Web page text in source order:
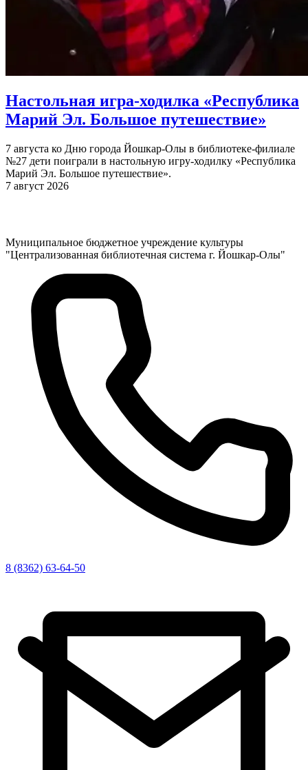
Настольная игра-ходилка «Республика
Марий Эл. Большое путешествие»
7 августа ко Дню города Йошкар-Олы в библиотеке-филиале
№27 дети поиграли в настольную игру-ходилку «Республика
Марий Эл. Большое путешествие».
7 август 2026
Муниципальное бюджетное учреждение культуры
"Централизованная библиотечная система г. Йошкар-Олы"
8 (8362) 63-64-50